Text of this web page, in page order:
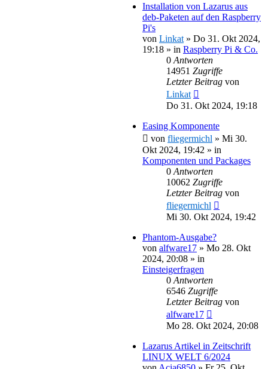
Installation von Lazarus aus
deb-Paketen auf den Raspberry
Pi's
von Linkat » Do 31. Okt 2024,
19:18 » in Raspberry Pi & Co.
0 Antworten
14951 Zugriffe
Letzter Beitrag von
Linkat
Do 31. Okt 2024, 19:18
Easing Komponente
von fliegermichl » Mi 30.
Okt 2024, 19:42 » in
Komponenten und Packages
0 Antworten
10062 Zugriffe
Letzter Beitrag von
fliegermichl
Mi 30. Okt 2024, 19:42
Phantom-Ausgabe?
von alfware17 » Mo 28. Okt
2024, 20:08 » in
Einsteigerfragen
0 Antworten
6546 Zugriffe
Letzter Beitrag von
alfware17
Mo 28. Okt 2024, 20:08
Lazarus Artikel in Zeitschrift
LINUX WELT 6/2024